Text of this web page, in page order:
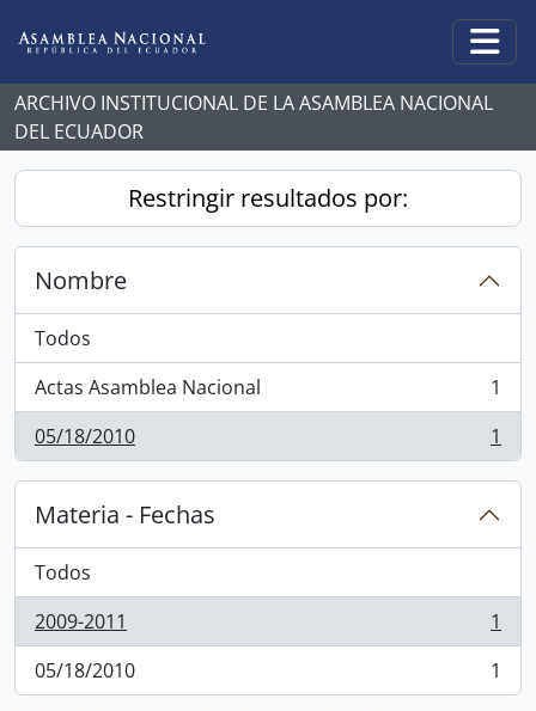
ARCHIVO INSTITUCIONAL DE LA ASAMBLEA NACIONAL
DEL ECUADOR
Restringir resultados por:
Nombre
Todos
Actas Asamblea Nacional
, 1 resultados
1
05/18/2010
, 1 resultados 1
Materia - Fechas
Todos
2009-2011
, 1 resultados
1
05/18/2010
, 1 resultados 1